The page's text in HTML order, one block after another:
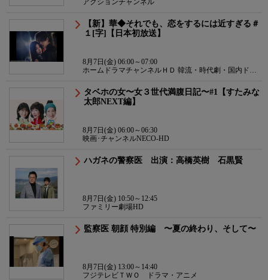
【新】華◆それでも、恋をするには近すぎる＃
１[字]【日本初放送】
8月7日(金) 06:00～07:00
ホームドラマチャンネルＨＤ 韓流・時代劇・国内ドラ
タベホの女〜女３世代満腹日記〜#1【すたみな
太郎NEXT編】
8月7日(金) 06:00～06:30
映画･チャンネルNECO-HD
ハガネの警察医 出演：高橋英樹 石黒賢
8月7日(金) 10:50～12:45
ファミリー劇場HD
監察医 朝顔 特別編 〜夏の終わり、そして〜
8月7日(金) 13:00～14:40
フジテレビＴＷＯ ドラマ・アニメ